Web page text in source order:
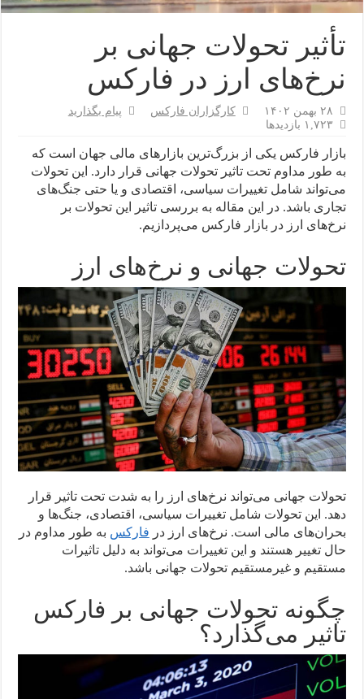
تأثیر تحولات جهانی بر
نرخ‌های ارز در فارکس
۲۸ بهمن ۱۴۰۲ کارگزاران فارکس
پیام بگذارید
۱,۷۲۳ بازدیدها
بازار فارکس یکی از بزرگ‌ترین بازارهای مالی جهان است که
به طور مداوم تحت تاثیر تحولات جهانی قرار دارد. این تحولات
می‌تواند شامل تغییرات سیاسی، اقتصادی و یا حتی جنگ‌های
تجاری باشد. در این مقاله به بررسی تاثیر این تحولات بر
نرخ‌های ارز در بازار فارکس می‌پردازیم.
تحولات جهانی و نرخ‌های ارز
تحولات جهانی می‌تواند نرخ‌های ارز را به شدت تحت تاثیر قرار
دهد. این تحولات شامل تغییرات سیاسی، اقتصادی، جنگ‌ها و
بحران‌های مالی است. نرخ‌های ارز در فارکس به طور مداوم در
حال تغییر هستند و این تغییرات می‌تواند به دلیل تاثیرات
مستقیم و غیرمستقیم تحولات جهانی باشد.
چگونه تحولات جهانی بر فارکس
تاثیر می‌گذارد؟